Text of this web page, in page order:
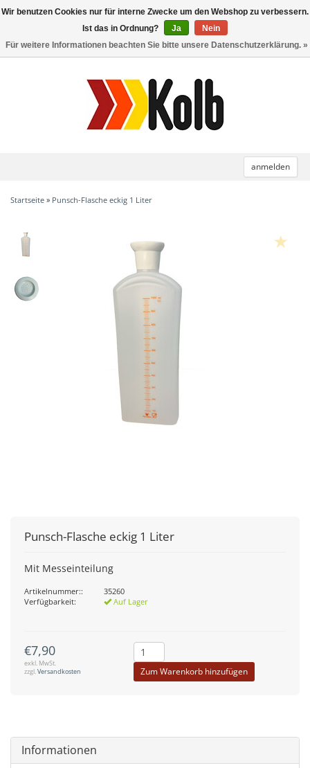
anmelden
Toggle
Startseite » Punsch-Flasche eckig 1 Liter
Punsch-Flasche eckig 1 Liter
Mit Messeinteilung
Artikelnummer::
35260
Verfügbarkeit:
Auf Lager
€7,90
exkl. MwSt.
zzgl.Versandkosten Zum Warenkorb hinzufügen
Informationen
Wir benutzen Cookies nur für interne Zwecke um den Webshop zu verbessern.
Ist das in Ordnung?
Ja
Nein
Für weitere Informationen beachten Sie bitte unsere Datenschutzerklärung. »